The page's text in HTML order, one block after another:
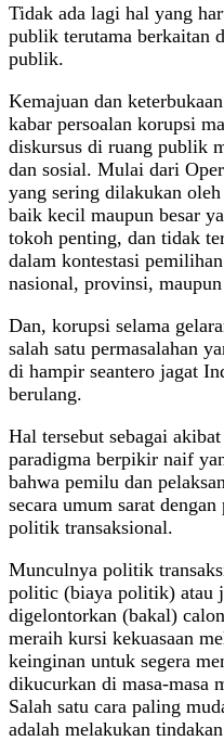
Tidak ada lagi hal yang
publik terutama berkaitan
publik.
Kemajuan dan
kabar persoalan korupsi
diskursus di ruang publik
dan sosial. Mulai dari
yang sering dilakukan
baik kecil maupun besar
tokoh penting, dan tidak
dalam kontestasi
nasional, provinsi,
Dan, korupsi selama
salah satu permasalahan
di hampir seantero jagat
berulang.
Hal tersebut sebagai
paradigma berpikir naif
bahwa pemilu dan
secara umum sarat
politik transaksional.
Munculnya politik
politic (biaya politik) atau
digelontorkan (bakal)
meraih kursi kekuasaan
keinginan untuk segera
dikucurkan di masa-masa
Salah satu cara paling
adalah melakukan